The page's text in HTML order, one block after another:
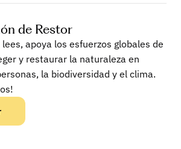
de Restor
apoya los esfuerzos globales de
y restaurar la naturaleza en
la biodiversidad y el clima.